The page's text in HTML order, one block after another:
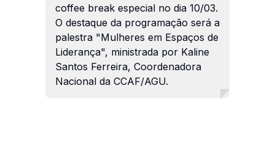
coffee break especial no dia 10/03.
O destaque da programação será a
palestra "Mulheres em Espaços de
Liderança", ministrada por Kaline
Santos Ferreira, Coordenadora
Nacional da CCAF/AGU.